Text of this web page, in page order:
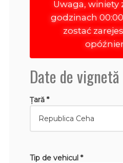
Uwaga, winiety
godzinach
zostać
Date de vignetă
Țară *
Tip de vehicul *